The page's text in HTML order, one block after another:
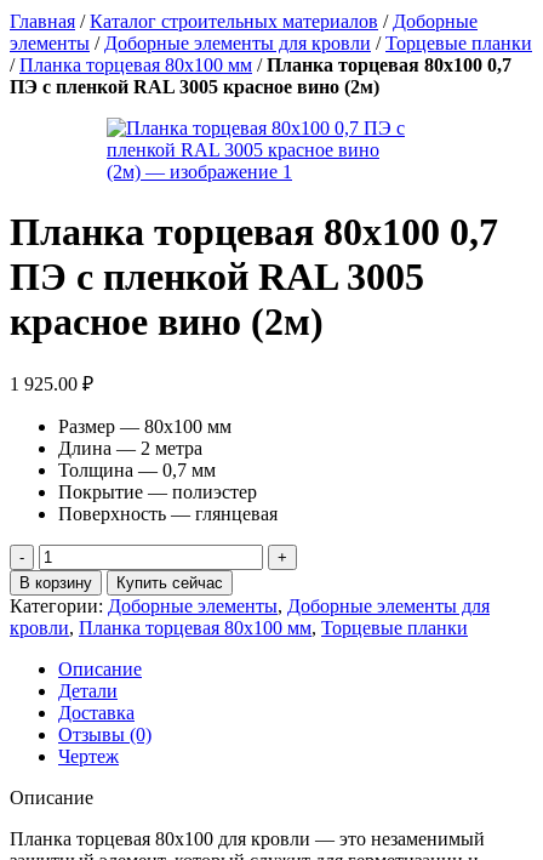
Главная /Каталог строительных материалов / Доборные
элементы / Доборные элементы для кровли /Торцевые планки
/Планка торцевая 80х100 мм /Планка торцевая 80х100 0,7
ПЭ с пленкой RAL 3005 красное вино (2м)
Планка торцевая 80х100 0,7
ПЭ с пленкой RAL 3005
красное вино (2м)
1 925.00 ₽
Размер — 80х100 мм
Длина — 2 метра
Толщина — 0,7 мм
Покрытие — полиэстер
Поверхность — глянцевая
Количество
товара
Планка
торцевая
80х100
0,7
ПЭ
с
пленкой
RAL
3005
красное
(2м)
В корзину Купить сейчас
Категории: Доборные элементы, Доборные элементы для
кровли, Планка торцевая 80х100 мм, Торцевые планки
Описание
Детали
Доставка
Отзывы (0)
Чертеж
Описание
Планка торцевая 80х100 для кровли — это незаменимый